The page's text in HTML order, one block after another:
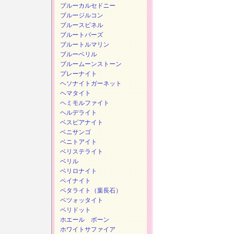
ブルーカルセドニー
ブルージルコン
ブルースピネル
ブルートパーズ
ブルートルマリン
ブルーベリル
ブルームーンストーン
プレーナイト
ヘソナイトガーネット
ヘマタイト
ヘミモルファイト
ヘルデライト
ベスビアナイト
ベニサンゴ
ベニトアイト
ベリステライト
ベリル
ベリロナイト
ペイナイト
ペタライト（葉長石）
ペツォッタイト
ペリドット
ホエール ボーン
ホワイトサファイア